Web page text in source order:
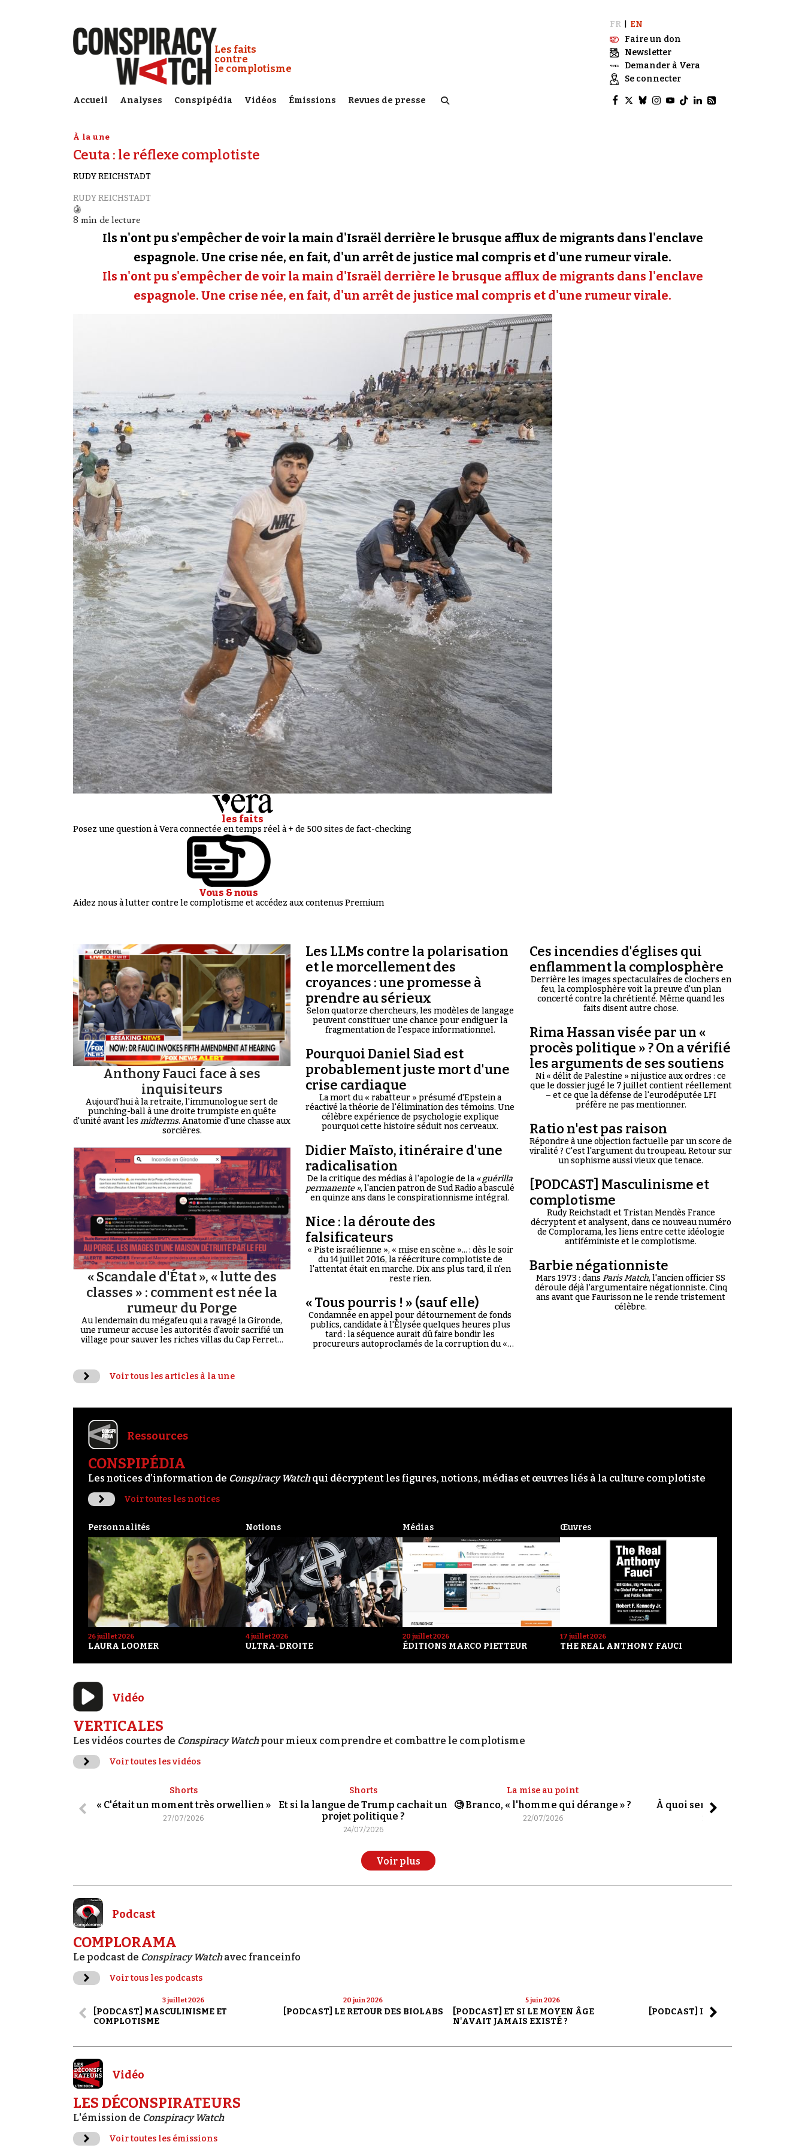
Conspiracy Watch :
Les faits
contre
le complotisme
Accueil Analyses Conspipédia Vidéos Émissions Revues de presse
FR
EN
Faire un don
Newsletter
Demander à Vera
Se connecter
À la une
Ceuta : le réflexe complotiste
RUDY REICHSTADT
RUDY REICHSTADT
8 min de lecture
Ils n'ont pu s'empêcher de voir la main d'Israël derrière le brusque afflux de migrants dans l'enclave
espagnole. Une crise née, en fait, d'un arrêt de justice mal compris et d'une rumeur virale.
Ils n'ont pu s'empêcher de voir la main d'Israël derrière le brusque afflux de migrants dans l'enclave
espagnole. Une crise née, en fait, d'un arrêt de justice mal compris et d'une rumeur virale.
les faits
Posez une question à Vera connectée en temps réel à + de 500 sites de fact-checking
Vous & nous
Aidez nous à lutter contre le complotisme et accédez aux contenus Premium
Anthony Fauci face à ses
inquisiteurs
Aujourd'hui à la retraite, l'immunologue sert de
punching-ball à une droite trumpiste en quête
d'unité avant les midterms. Anatomie d'une chasse aux
sorcières.
« Scandale d'État », « lutte des
classes » : comment est née la
rumeur du Porge
Au lendemain du mégafeu qui a ravagé la Gironde,
une rumeur accuse les autorités d'avoir sacrifié un
village pour sauver les riches villas du Cap Ferret...
Les LLMs contre la polarisation
et le morcellement des
croyances : une promesse à
prendre au sérieux
Selon quatorze chercheurs, les modèles de langage
peuvent constituer une chance pour endiguer la
fragmentation de l'espace informationnel.
Pourquoi Daniel Siad est
probablement juste mort d'une
crise cardiaque
La mort du « rabatteur » présumé d'Epstein a
réactivé la théorie de l'élimination des témoins. Une
célèbre expérience de psychologie explique
pourquoi cette histoire séduit nos cerveaux.
Didier Maïsto, itinéraire d'une
radicalisation
De la critique des médias à l'apologie de la« guérilla
permanente », l'ancien patron de Sud Radio a basculé
en quinze ans dans le conspirationnisme intégral.
Nice : la déroute des
falsificateurs
« Piste israélienne », « mise en scène »... : dès le soir
du 14 juillet 2016, la réécriture complotiste de
l'attentat était en marche. Dix ans plus tard, il n'en
reste rien.
« Tous pourris ! » (sauf elle)
Condamnée en appel pour détournement de fonds
publics, candidate à l'Élysée quelques heures plus
tard : la séquence aurait dû faire bondir les
procureurs autoproclamés de la corruption du «
Ces incendies d'églises qui
enflamment la complosphère
Derrière les images spectaculaires de clochers en
feu, la complosphère voit la preuve d'un plan
concerté contre la chrétienté. Même quand les
faits disent autre chose.
Rima Hassan visée par un «
procès politique » ? On a vérifié
les arguments de ses soutiens
Ni « délit de Palestine » ni justice aux ordres : ce
que le dossier jugé le 7 juillet contient réellement
– et ce que la défense de l'eurodéputée LFI
préfère ne pas mentionner.
Ratio n'est pas raison
Répondre à une objection factuelle par un score de
viralité ? C'est l'argument du troupeau. Retour sur
un sophisme aussi vieux que tenace.
[PODCAST] Masculinisme et
complotisme
Rudy Reichstadt et Tristan Mendès France
décryptent et analysent, dans ce nouveau numéro
de Complorama, les liens entre cette idéologie
antiféministe et le complotisme.
Barbie négationniste
Mars 1973 : dans Paris Match, l'ancien officier SS
déroule déjà l'argumentaire négationniste. Cinq
ans avant que Faurisson ne le rende tristement
célèbre.
Voir tous les articles à la une
Ressources
CONSPIPÉDIA
Les notices d’information de Conspiracy Watchqui décryptent les figures, notions, médias et œuvres liés à la culture complotiste
Voir toutes les notices
Personnalités
26 juillet 2026
LAURA LOOMER
Notions
4 juillet 2026
ULTRA-DROITE
Médias
20 juillet 2026
ÉDITIONS MARCO PIETTEUR
Œuvres
17 juillet 2026
THE REAL ANTHONY FAUCI
Vidéo
VERTICALES
Les vidéos courtes de Conspiracy Watchpour mieux comprendre et combattre le complotisme
Voir toutes les vidéos
Shorts
« C'était un moment très orwellien »
27/07/2026
Shorts
Et si la langue de Trump cachait un
projet politique ?
24/07/2026
La mise au point
🧐 Branco, « l'homme qui dérange » ?
22/07/2026
À quoi servent les slogans ?
Voir plus
Podcast
COMPLORAMA
Le podcast de Conspiracy Watchavec franceinfo
Voir tous les podcasts
3 juillet 2026
[PODCAST] MASCULINISME ET
COMPLOTISME
20 juin 2026
[PODCAST] LE RETOUR DES BIOLABS
5 juin 2026
[PODCAST] ET SI LE MOYEN ÂGE
N'AVAIT JAMAIS EXISTÉ ?
[PODCAST] LA SAGA ALEX JONES
Vidéo
LES DÉCONSPIRATEURS
L'émission de Conspiracy Watch
Voir toutes les émissions